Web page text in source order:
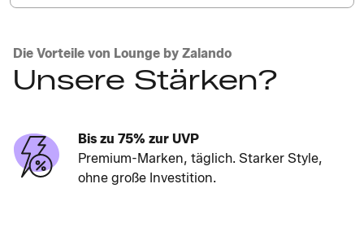
Die Vorteile von Lounge by Zalando
Unsere Stärken?
Bis zu 75% zur UVP
Premium-Marken, täglich. Starker Style,
ohne große Investition.